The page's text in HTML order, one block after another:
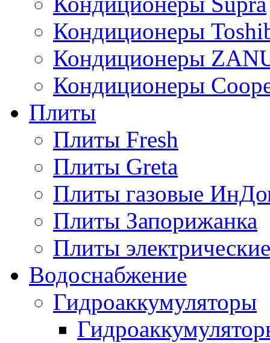
Кондиционеры
Кондиционеры
Кондиционеры
Плиты
Плиты Fresh
Плиты Greta
Плиты газовые
Плиты Запорижанка
Плиты
Водоснабжение
Гидроаккумуляторы